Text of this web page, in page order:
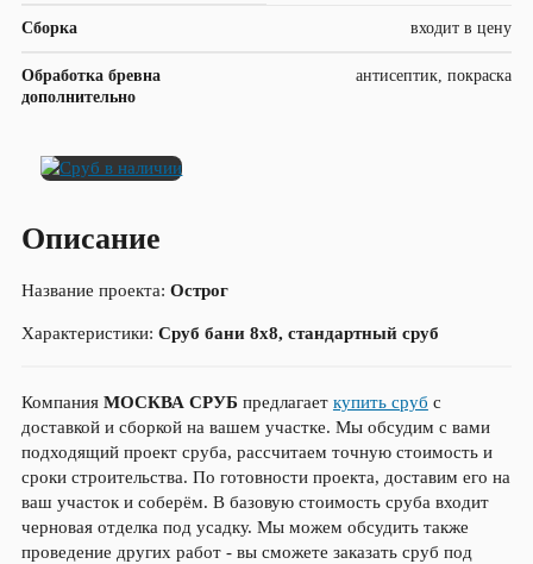
Сборка входит в цену
Обработка бревна
дополнительно
антисептик, покраска
Описание
Название проекта: Острог
Характеристики: Сруб бани 8х8, стандартный сруб
Компания МОСКВА СРУБ предлагает купить сруб с
доставкой и сборкой на вашем участке. Мы обсудим с вами
подходящий проект сруба, рассчитаем точную стоимость и
сроки строительства. По готовности проекта, доставим его на
ваш участок и соберём. В базовую стоимость сруба входит
черновая отделка под усадку. Мы можем обсудить также
проведение других работ - вы сможете заказать сруб под